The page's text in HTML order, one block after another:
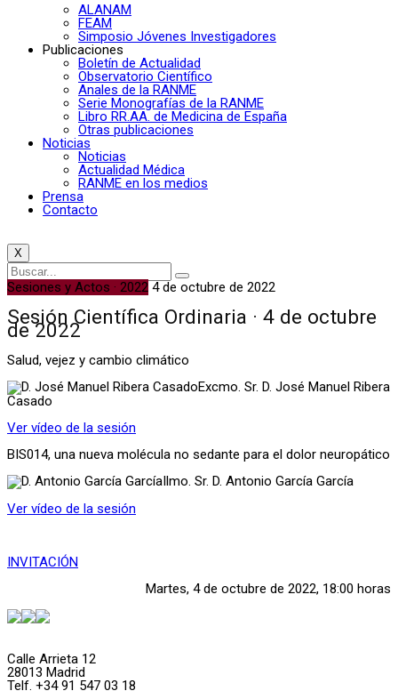
ALANAM
FEAM
Simposio Jóvenes Investigadores
Publicaciones
Boletín de Actualidad
Observatorio Científico
Anales de la RANME
Serie Monografías de la RANME
Libro RR.AA. de Medicina de España
Otras publicaciones
Noticias
Noticias
Actualidad Médica
RANME en los medios
Prensa
Contacto
X
Sesiones y Actos · 2022 4 de octubre de 2022
Sesión Científica Ordinaria · 4 de octubre
de 2022
Salud, vejez y cambio climático
Excmo. Sr. D. José Manuel Ribera
Casado
Ver vídeo de la sesión
BIS014, una nueva molécula no sedante para el dolor neuropático
Ilmo. Sr. D. Antonio García García
Ver vídeo de la sesión
INVITACIÓN
Martes, 4 de octubre de 2022, 18:00 horas
Calle Arrieta 12
28013 Madrid
Telf. +34 91 547 03 18